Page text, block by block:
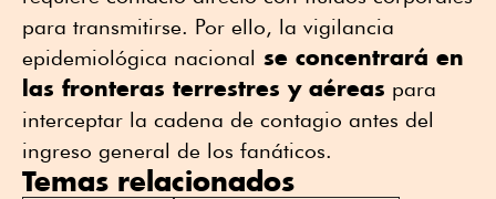
para transmitirse. Por ello, la vigilancia
epidemiológica nacional se concentrará en
las fronteras terrestres y aéreas para
interceptar la cadena de contagio antes del
ingreso general de los fanáticos.
Temas relacionados